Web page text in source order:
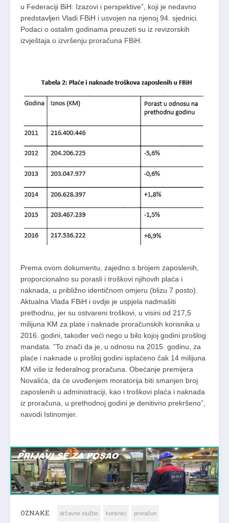
u Federaciji BiH: Izazovi i perspektive”, koji je nedavno
predstavljen Vladi FBiH i usvojen na njenoj 94. sjednici.
Podaci o ostalim godinama preuzeti su iz revizorskih
izvještaja o izvršenju proračuna FBiH.
Prema ovom dokumentu, zajedno s brojem zaposlenih,
proporcionalno su porasli i troškovi njihovih plaća i
naknada, u približno identičnom omjeru (blizu 7 posto).
Aktualna Vlada FBiH i ovdje je uspjela nadmašiti
prethodnu, jer su ostvareni troškovi, u visini od 217,5
milijuna KM za plate i naknade proračunskih korisnika u
2016. godini, također veći nego u bilo kojoj godini prošlog
mandata. ”To znači da je, u odnosu na 2015. godinu, za
plaće i naknade u prošloj godini isplaćeno čak 14 milijuna
KM više iz federalnog proračuna. Obećanje premijera
Novalića, da će uvođenjem moratorija biti smanjen broj
zaposlenih u administraciji, kao i troškovi plaća i naknada
iz proračuna, u prethodnoj godini je denitivno prekršeno”,
navodi Istinomjer.
OZNAKE državne službe korisnici proračun